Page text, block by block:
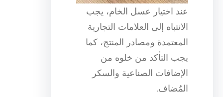
عند اختيار عسل الخام، يجب
الانتباه إلى العلامات التجارية
المعتمدة ومصادر المنتج، كما
يجب التأكد من خلوه من
الإضافات الصناعية والسكر
المُضاف.